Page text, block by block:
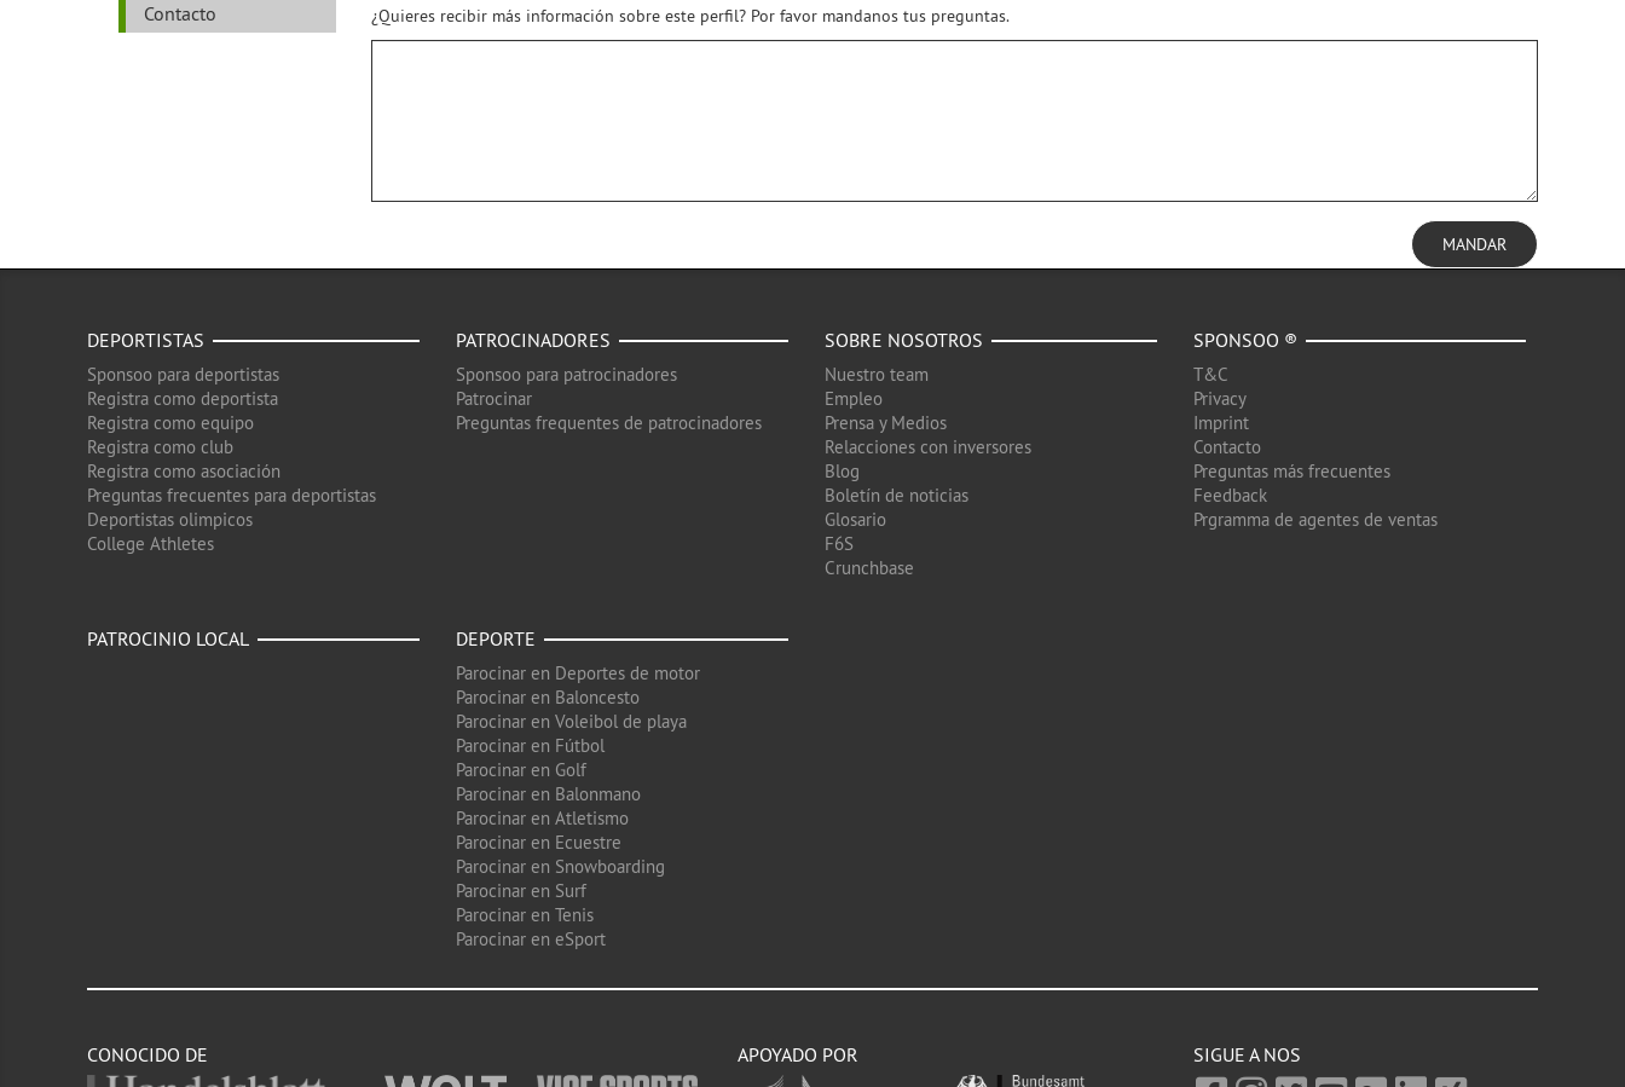
Contacto
¿Quieres recibir más información sobre este perfil? Por favor mandanos tus preguntas.
MANDAR
DEPORTISTAS
Sponsoo para deportistas
Registra como deportista
Registra como equipo
Registra como club
Registra como asociación
Preguntas frecuentes para deportistas
Deportistas olimpicos
College Athletes
PATROCINADORES
Sponsoo para patrocinadores
Patrocinar
Preguntas frequentes de patrocinadores
SOBRE NOSOTROS
Nuestro team
Empleo
Prensa y Medios
Relacciones con inversores
Blog
Boletín de noticias
Glosario
F6S
Crunchbase
SPONSOO ®
T&C
Privacy
Imprint
Contacto
Preguntas más frecuentes
Feedback
Prgramma de agentes de ventas
PATROCINIO LOCAL DEPORTE
Parocinar en Deportes de motor
Parocinar en Baloncesto
Parocinar en Voleibol de playa
Parocinar en Fútbol
Parocinar en Golf
Parocinar en Balonmano
Parocinar en Atletismo
Parocinar en Ecuestre
Parocinar en Snowboarding
Parocinar en Surf
Parocinar en Tenis
Parocinar en eSport
CONOCIDO DE APOYADO POR SIGUE A NOS